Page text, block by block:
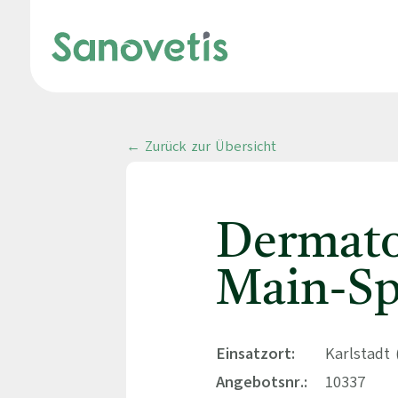
← Zurück zur Übersicht
Main-
Einsatzort:
Karlstadt
Angebotsnr.:
10337